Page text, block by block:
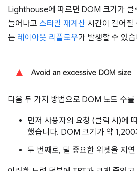
Lighthouse에 따르면 DOM 크기가 클
늘어나고 스타일 재계산 시간이 길어질
는 레이아웃 리플로우가 발생할 수 있
다음 두 가지 방법으로 DOM 노드 수를
먼저 사용자의 요청 (클릭 시)에
했습니다. DOM 크기가 약 1,200
두 번째로, 덜 중요한 위젯을 지